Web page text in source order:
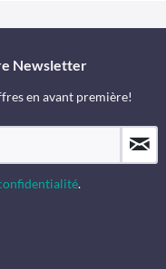
Newsletter
en avant première!
.